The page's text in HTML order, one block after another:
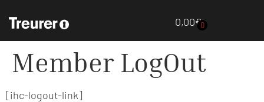
0,00€0
Member LogOut
[ihc-logout-link]